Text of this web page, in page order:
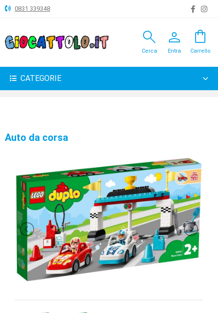
ANIMALI
BAMBOLE
PELUCHE-
GADGET
PRIMA
INFANZIA
PUZZLE
SYLVANIAN
0831 339348
search
Cerca
person
Entra
shopping_bag
Carrello
CATEGORIE
Auto da corsa